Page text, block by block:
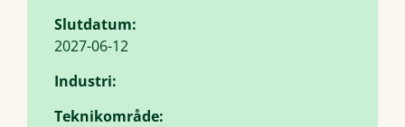
Slutdatum:
2027-06-12
Industri:
Teknikområde: